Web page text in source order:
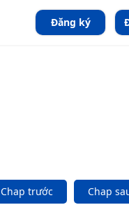
Đăng ký
Chap trước Chap